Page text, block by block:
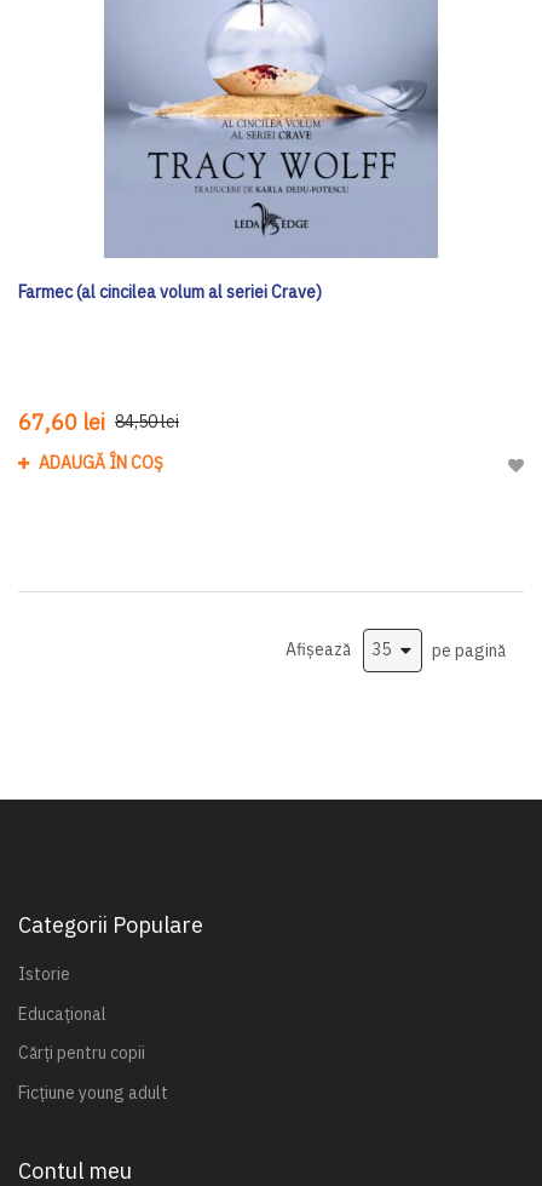
Farmec (al cincilea volum al seriei Crave)
67,60 lei 84,50 lei
ADAUGĂ ÎN COȘ
Afișează pe pagină
Categorii Populare
Istorie
Educațional
Cărți pentru copii
Ficțiune young adult
Contul meu